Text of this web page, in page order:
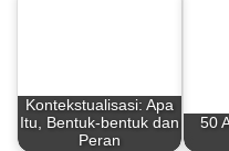
Kontekstualisasi: Apa
Itu, Bentuk-bentuk dan
Peran
50